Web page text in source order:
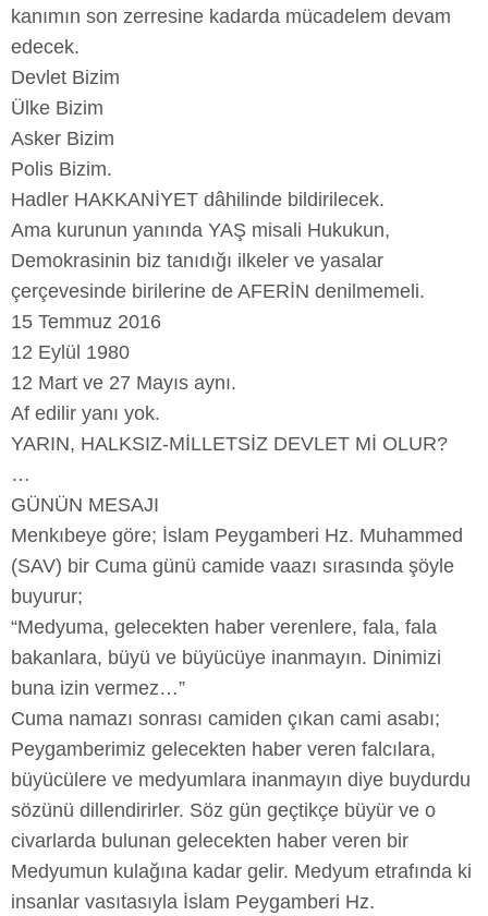
kanımın son zerresine kadarda mücadelem devam
edecek.
Devlet Bizim
Ülke Bizim
Asker Bizim
Polis Bizim.
Hadler HAKKANİYET dâhilinde bildirilecek.
Ama kurunun yanında YAŞ misali Hukukun,
Demokrasinin biz tanıdığı ilkeler ve yasalar
çerçevesinde birilerine de AFERİN denilmemeli.
15 Temmuz 2016
12 Eylül 1980
12 Mart ve 27 Mayıs aynı.
Af edilir yanı yok.
YARIN, HALKSIZ-MİLLETSİZ DEVLET Mİ OLUR?
…
GÜNÜN MESAJI
Menkıbeye göre; İslam Peygamberi Hz. Muhammed
(SAV) bir Cuma günü camide vaazı sırasında şöyle
buyurur;
“Medyuma, gelecekten haber verenlere, fala, fala
bakanlara, büyü ve büyücüye inanmayın. Dinimizi
buna izin vermez…”
Cuma namazı sonrası camiden çıkan cami asabı;
Peygamberimiz gelecekten haber veren falcılara,
büyücülere ve medyumlara inanmayın diye buydurdu
sözünü dillendirirler. Söz gün geçtikçe büyür ve o
civarlarda bulunan gelecekten haber veren bir
Medyumun kulağına kadar gelir. Medyum etrafında ki
insanlar vasıtasıyla İslam Peygamberi Hz.